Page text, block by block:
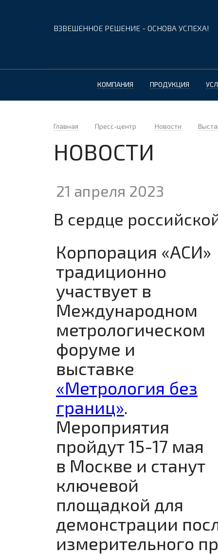
ВЗВЕШЕННОЕ РЕШЕНИЕ - ОСНОВА УСПЕХА!
КОМПАНИЯ ПРОДУКЦИЯ
Главная Пресс-центр Новости
НОВОСТИ
21 апреля 2023
В сердце
Корпорация «АСИ»
традиционно
участвует в
Международном
метрологическом
форуме и
выставке
«Метрология без
границ».
Мероприятия
пройдут 15-17 мая
в Москве и станут
ключевой
площадкой для
демонстрации
измерительного